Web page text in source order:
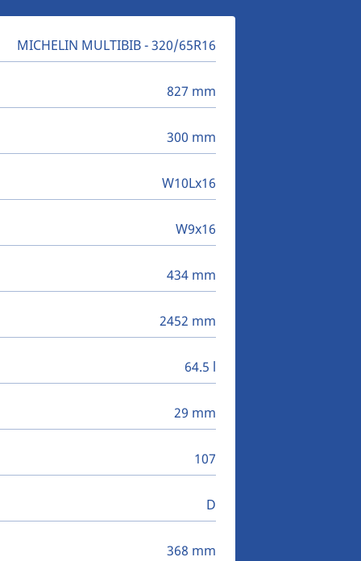
MICHELIN MULTIBIB - 320/65R16
827 mm
300 mm
W10Lx16
W9x16
434 mm
2452 mm
64.5 l
29 mm
107
D
368 mm